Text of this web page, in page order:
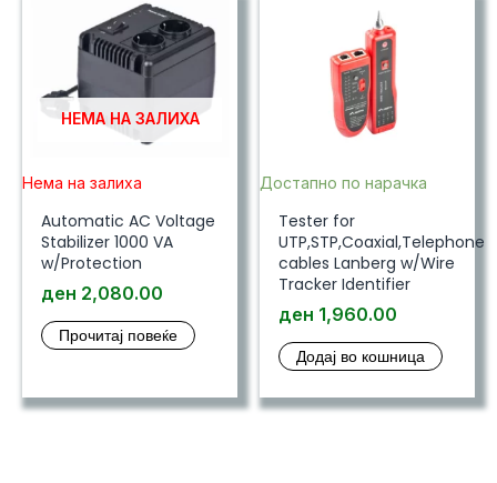
НЕМА НА ЗАЛИХА
Нема на залиха
Automatic AC Voltage
Stabilizer 1000 VA
w/Protection
ден 2,080.00
Прочитај повеќе
Достапно по нарачка
Tester for
UTP,STP,Coaxial,Telephone
cables Lanberg w/Wire
Tracker Identifier
ден 1,960.00
Додај во кошница